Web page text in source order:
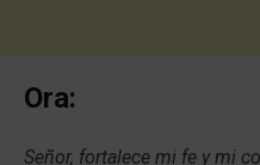
Ora:
Señor, fortalece mi fe y mi